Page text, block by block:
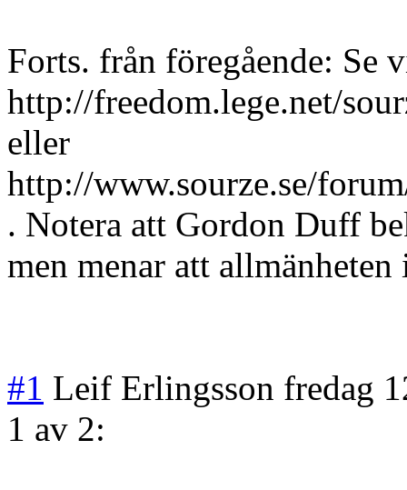
Forts. från föregående: Se
http://freedom.lege.net/
eller
http://www.sourze.se/
. Notera att Gordon Duff
men menar att
#1 Leif Erlingsson fredag
1 av 2: